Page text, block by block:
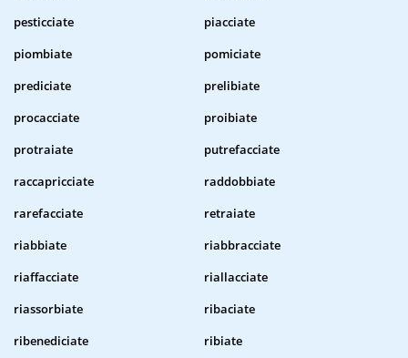
pesticciate
piacciate
piombiate
pomiciate
prediciate
prelibiate
procacciate
proibiate
protraiate
putrefacciate
raccapricciate
raddobbiate
rarefacciate
retraiate
riabbiate
riabbracciate
riaffacciate
riallacciate
riassorbiate
ribaciate
ribenediciate
ribiate